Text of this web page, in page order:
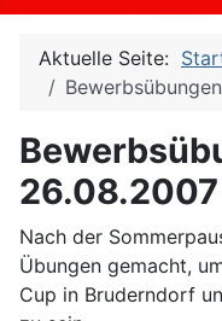
Aktuelle Seite:
26.08.2007
Nach der
Übungen gemacht,
Cup in Bruderndorf